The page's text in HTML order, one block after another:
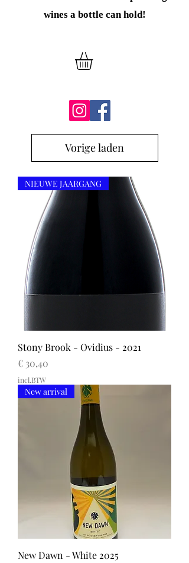
wines a bottle can hold!
Vorige laden
NIEUWE JAARGANG
Stony Brook - Ovidius - 2021
Prijs
€ 30,40
incl.BTW
New arrival
New Dawn - White 2025